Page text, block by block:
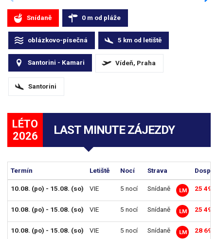
Snídaně 0 m od pláže
oblázkovo-písečná 5 km od letiště
Santorini - Kamari Vídeň, Praha
Santorini
LÉTO
2026
LAST MINUTE ZÁJEZDY
Termín Letiště Nocí Strava Dosp.
10.08. (po) - 15.08. (so) VIE 5 nocí Snídaně LM 25 490
10.08. (po) - 15.08. (so) VIE 5 nocí Snídaně LM 25 490
10.08. (po) - 15.08. (so) VIE 5 nocí Snídaně LM 28 690